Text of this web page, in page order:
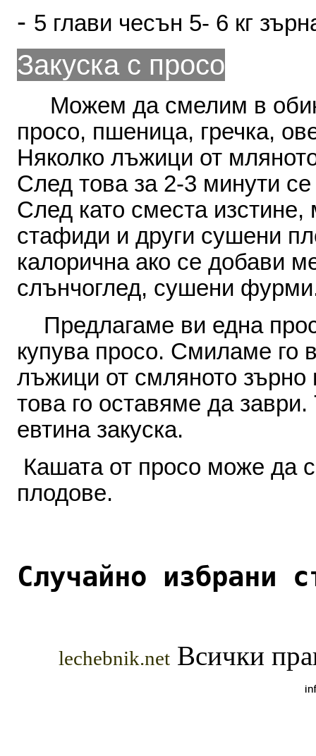
- 5 глави чесън 5- 6 кг
Закуска с просо
Можем да смелим в
просо, пшеница, гречка,
Няколко лъжици от
След това за2-3 минути се
След като сместа изстине,
стафиди и други сушени
калорична ако се добави
слън­чоглед, сушени фурми
Предлагаме ви една
купува просо. Смиламе го
лъжици от смляното зърно
това го оставяме да заври.
евтина закуска.
Кашата от просо може да
плодове.
Случайно избрани
lechebnik.netВсички